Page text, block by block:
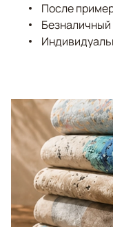
После
Безналичный